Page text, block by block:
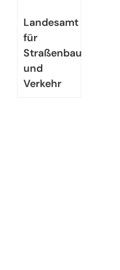
Landesamt
für
Straßenbau
und
Verkehr